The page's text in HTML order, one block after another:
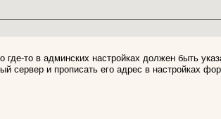
то в админских настройках должен быть
сервер и прописать его адрес в настройках